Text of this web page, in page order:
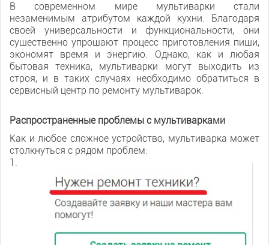
В современном мире мультиварки стали
незаменимым атрибутом каждой кухни. Благодаря
своей универсальности и функциональности, они
существенно упрощают процесс приготовления пищи,
экономят время и энергию. Однако, как и любая
бытовая техника, мультиварки могут выходить из
строя, и в таких случаях необходимо обратиться в
сервисный центр по ремонту мультиварок.
Распространенные проблемы с мультиварками
Как и любое сложное устройство, мультиварка может
столкнуться с рядом проблем:
1.